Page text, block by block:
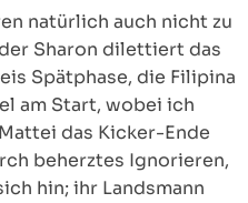
natürlich auch nicht zu
Sharon dilettiert das
Spätphase, die Filipina
am Start, wobei ich
das Kicker-Ende
beherztes Ignorieren,
hin; ihr Landsmann